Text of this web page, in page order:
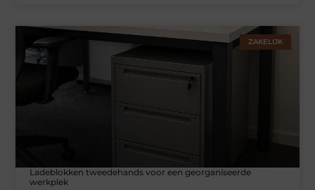
ZAKELIJK
Ladeblokken tweedehands voor een georganiseerde
werkplek